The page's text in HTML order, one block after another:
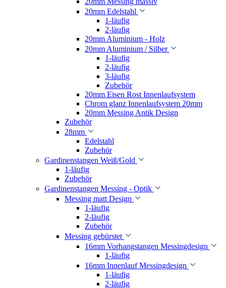
20mm Edelstahl
1-läufig
2-läufig
20mm Aluminium - Holz
20mm Aluminium / Silber
1-läufig
2-läufig
3-läufig
Zubehör
20mm Eisen Rost Innenlaufsystem
Chrom glanz Innenlaufsystem 20mm
20mm Messing Antik Design
Zubehör
28mm
Edelstahl
Zubehör
Gardinenstangen Weiß/Gold
1-läufig
Zubehör
Gardinenstangen Messing - Optik
Messing matt Design
1-läufig
2-läufig
Zubehör
Messing gebürstet
16mm Vorhangstangen Messingdesign
1-läufig
16mm Innenlauf Messingdesign
1-läufig
2-läufig